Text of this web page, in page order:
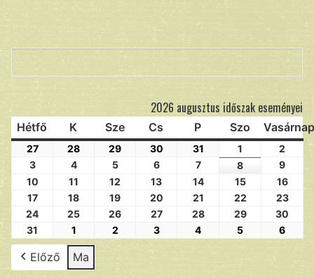
2026 augusztus időszak eseményei
Hétfő K Sze Cs P Szo Vasárnap
27 28 29 30 31 1
2
3
4 5 6 7 8
9
10
11 12 13 14 15
16
17
18 19 20 21 22
23
24
25 26 27 28 29
30
31
1 2 3 4 5 6
Előző Ma